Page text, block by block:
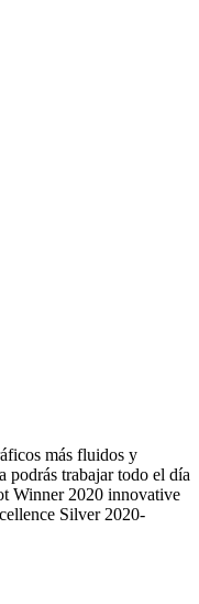
más fluidos y
podrás trabajar todo el día
Winner 2020 innovative
Silver 2020-